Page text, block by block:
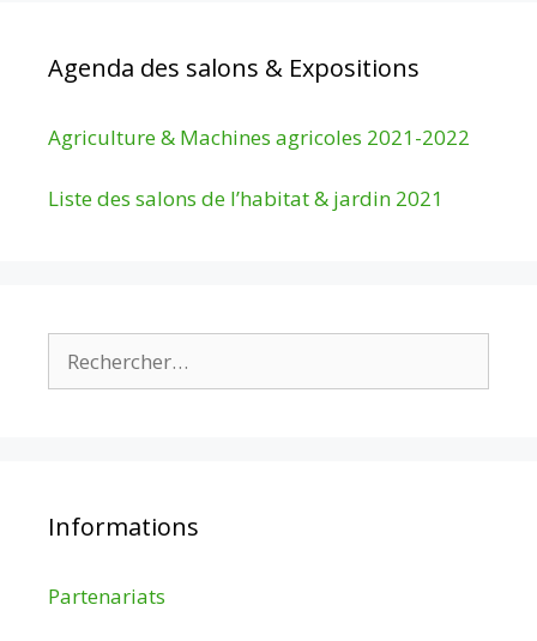
Agenda des salons & Expositions
Agriculture & Machines agricoles 2021-2022
Liste des salons de l’habitat & jardin 2021
Informations
Partenariats